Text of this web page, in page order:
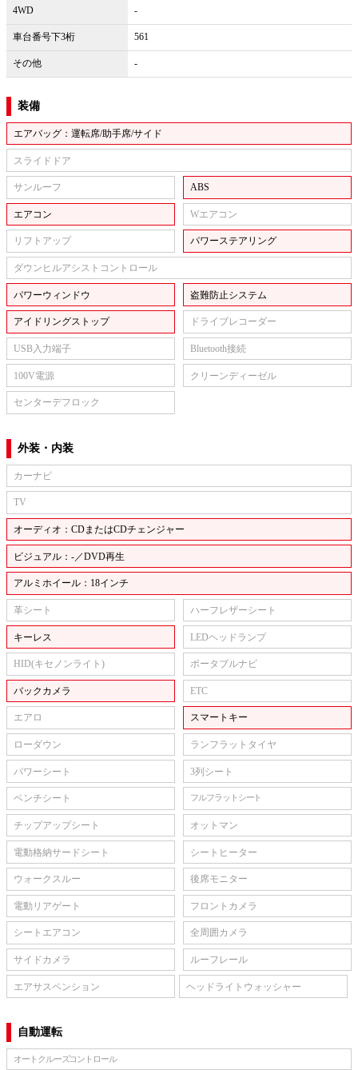
4WD -
車台番号下3桁 561
その他 -
装備
エアバッグ：運転席/助手席/サイド
スライドドア
サンルーフ ABS
エアコン Wエアコン
リフトアップ パワーステアリング
ダウンヒルアシストコントロール
パワーウィンドウ 盗難防止システム
アイドリングストップ ドライブレコーダー
USB入力端子 Bluetooth接続
100V電源 クリーンディーゼル
センターデフロック
外装・内装
カーナビ
TV
オーディオ：CDまたはCDチェンジャー
ビジュアル：-／DVD再生
アルミホイール：18インチ
革シート ハーフレザーシート
キーレス LEDヘッドランプ
HID(キセノンライト) ポータブルナビ
バックカメラ ETC
エアロ スマートキー
ローダウン ランフラットタイヤ
パワーシート 3列シート
ベンチシート フルフラットシート
チップアップシート オットマン
電動格納サードシート シートヒーター
ウォークスルー 後席モニター
電動リアゲート フロントカメラ
シートエアコン 全周囲カメラ
サイドカメラ ルーフレール
エアサスペンション ヘッドライトウォッシャー
自動運転
オートクルーズコントロール